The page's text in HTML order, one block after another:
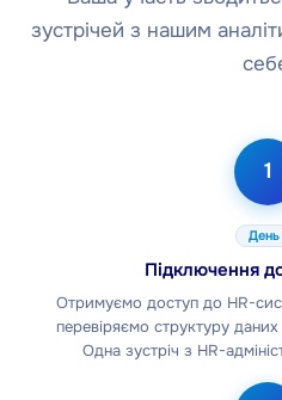
зустрічей з нашим
1
День
Підключення
Отримуємо доступ до HR-
перевіряємо структуру
Одна зустріч з HR-